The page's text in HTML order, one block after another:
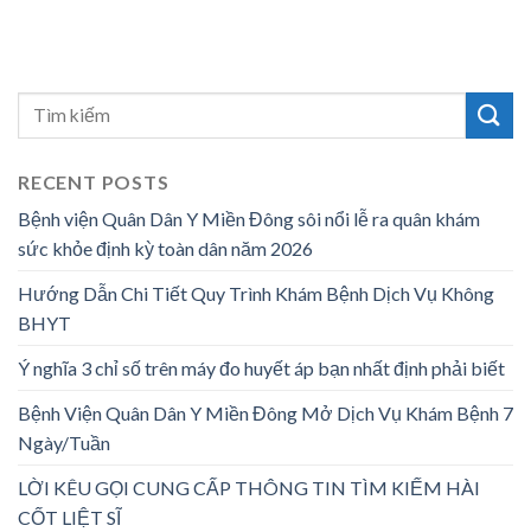
RECENT POSTS
Bệnh viện Quân Dân Y Miền Đông sôi nổi lễ ra quân khám
sức khỏe định kỳ toàn dân năm 2026
Hướng Dẫn Chi Tiết Quy Trình Khám Bệnh Dịch Vụ Không
BHYT
Ý nghĩa 3 chỉ số trên máy đo huyết áp bạn nhất định phải biết
Bệnh Viện Quân Dân Y Miền Đông Mở Dịch Vụ Khám Bệnh 7
Ngày/Tuần
LỜI KÊU GỌI CUNG CẤP THÔNG TIN TÌM KIẾM HÀI
CỐT LIỆT SĨ